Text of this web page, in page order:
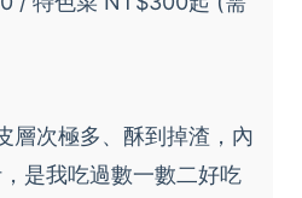
層次極多、酥到掉渣，內
是我吃過數一數二好吃